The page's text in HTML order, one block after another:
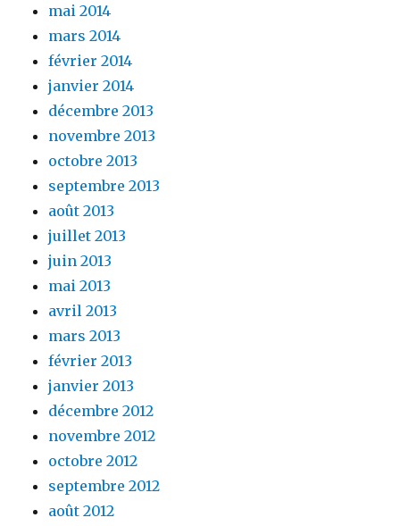
mai 2014
mars 2014
février 2014
janvier 2014
décembre 2013
novembre 2013
octobre 2013
septembre 2013
août 2013
juillet 2013
juin 2013
mai 2013
avril 2013
mars 2013
février 2013
janvier 2013
décembre 2012
novembre 2012
octobre 2012
septembre 2012
août 2012